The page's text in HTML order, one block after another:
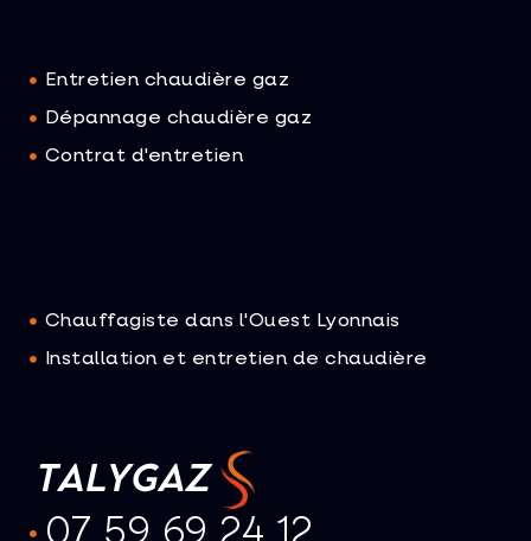
Entretien chaudière gaz
Dépannage chaudière gaz
Contrat d'entretien
Chauffagiste dans l'Ouest Lyonnais
Installation et entretien de chaudière